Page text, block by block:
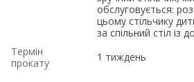
обслуговується:
цьому стільчику
за спільний стіл із
Термін
прокату
1 тиждень